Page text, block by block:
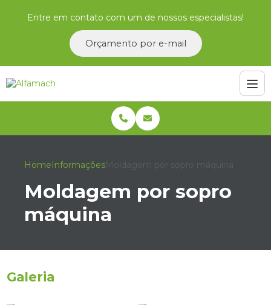
Entre em contato com um de nossos especialistas!
Orçamento por e-mail
Home Informações Moldagem por sopro máquina
Moldagem por sopro
máquina
Galeria